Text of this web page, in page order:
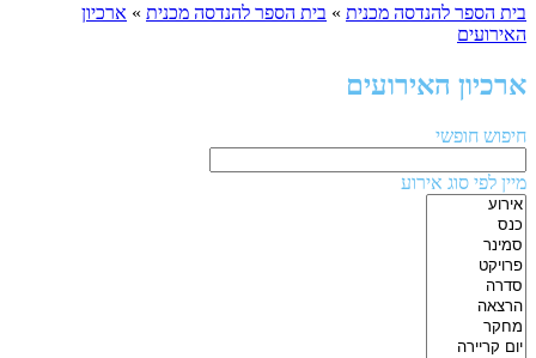
בית הספר להנדסה מכנית » בית הספר להנדסה מכנית » ארכיון
האירועים
ארכיון האירועים
חיפוש חופשי
מיין לפי סוג אירוע